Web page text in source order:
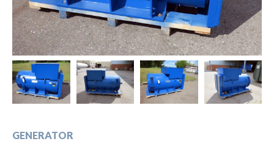
GENERATOR